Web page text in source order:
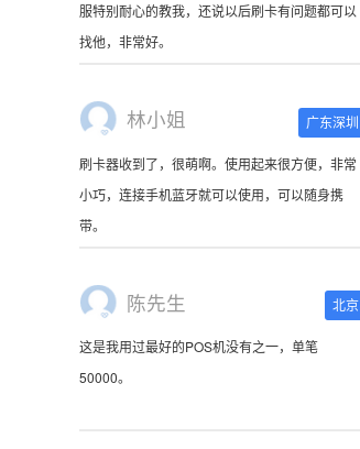
服特别耐心的教我，还说以后刷卡有问题都可以
找他，非常好。
林小姐 广东深圳
刷卡器收到了，很萌啊。使用起来很方便，非常
小巧，连接手机蓝牙就可以使用，可以随身携
带。
陈先生 北京
这是我用过最好的POS机没有之一，单笔
50000。